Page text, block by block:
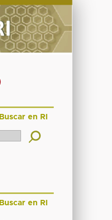
Buscar en RI
Buscar en RI